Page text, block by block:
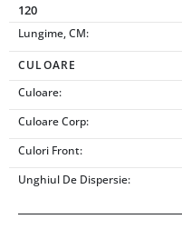
120
Lungime, CM:
CULOARE
Culoare:
Culoare Corp:
Culori Front:
Unghiul De Dispersie: